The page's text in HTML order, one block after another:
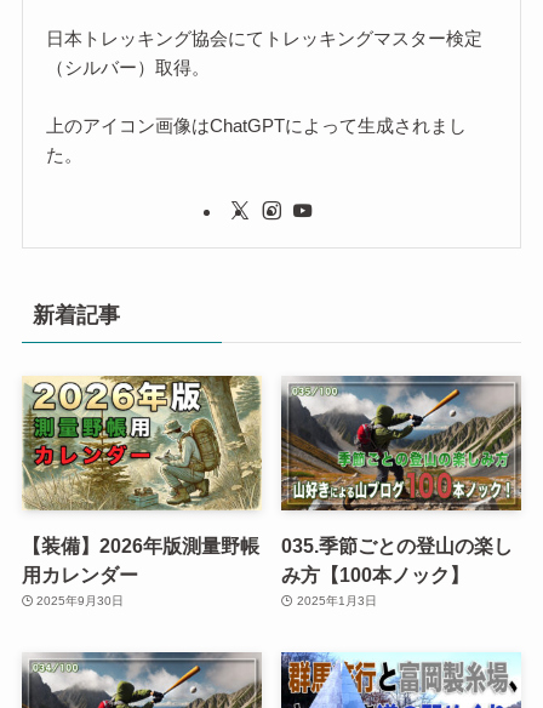
日本トレッキング協会にてトレッキングマスター検定
（シルバー）取得。
上のアイコン画像はChatGPTによって生成されまし
た。
新着記事
【装備】2026年版測量野帳
用カレンダー
2025年9月30日
035.季節ごとの登山の楽し
み方【100本ノック】
2025年1月3日